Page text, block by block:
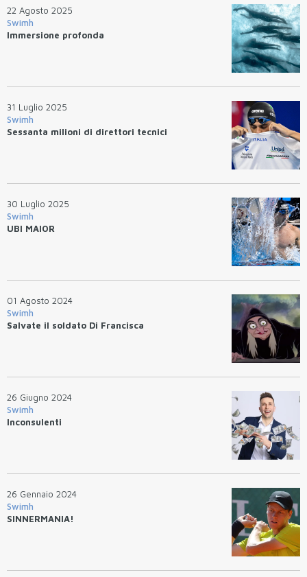
22 Agosto 2025
Swimh
Immersione profonda
31 Luglio 2025
Swimh
Sessanta milioni di direttori tecnici
30 Luglio 2025
Swimh
UBI MAIOR
01 Agosto 2024
Swimh
Salvate il soldato Di Francisca
26 Giugno 2024
Swimh
Inconsulenti
26 Gennaio 2024
Swimh
SINNERMANIA!